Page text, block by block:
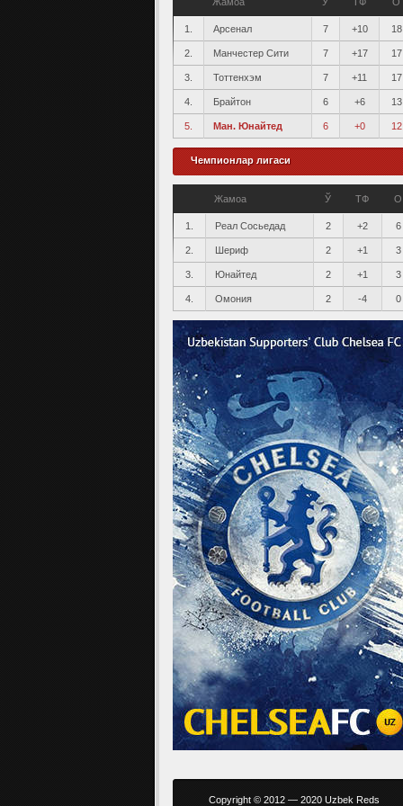
1. Арсенал 7 +10 18
2. Манчестер Сити 7 +17 17
3. Тоттенхэм 7 +11 17
4. Брайтон 6 +6 13
5. Ман. Юнайтед 6 +0 12
Чемпионлар лигаси
Жамоа Ў ТФ О
1. Реал Сосьедад 2 +2 6
2. Шериф 2 +1 3
3. Юнайтед 2 +1 3
4. Омония 2 -4 0
Copyright © 2012 — 2020 Uzbek Reds